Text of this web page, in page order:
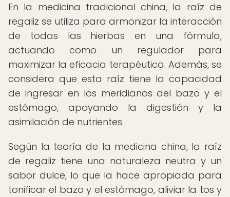
En la medicina tradicional china, la raíz de
regaliz se utiliza para armonizar la interacción
de todas las hierbas en una fórmula,
actuando como un regulador para
maximizar la eficacia terapéutica. Además, se
considera que esta raíz tiene la capacidad
de ingresar en los meridianos del bazo y el
estómago, apoyando la digestión y la
asimilación de nutrientes.
Según la teoría de la medicina china, la raíz
de regaliz tiene una naturaleza neutra y un
sabor dulce, lo que la hace apropiada para
tonificar el bazo y el estómago, aliviar la tos y